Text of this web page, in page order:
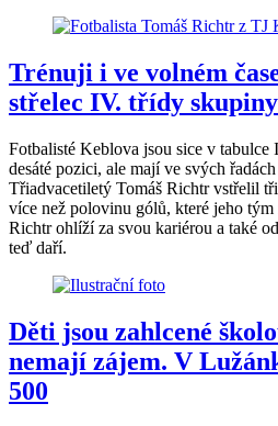
Trénuji i ve volném
střelec IV. třídy
Fotbalisté Keblova jsou sice v
desáté pozici, ale mají ve svých
Třiadvacetiletý Tomáš Richtr vstřelil
více než polovinu gólů, které jeho
Richtr ohlíží za svou kariérou a také
teď daří.
Děti jsou zahlcené
nemají zájem. V
500